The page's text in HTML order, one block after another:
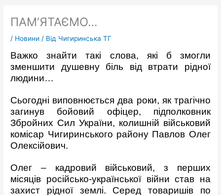
ПАМ‘ЯТАЄМО…
/ Новини / Від Чигиринська ТГ
Важко знайти такі слова, які б змогли
зменшити душевну біль від втрати рідної
людини…
Сьогодні виповнюється два роки, як трагічно
загинув бойовий офіцер, підполковник
Збройних Сил України, колишній військовий
комісар Чигиринського району Павлов Олег
Олексійович.
Олег – кадровий військовий, з перших
місяців російсько-української війни став на
захист рідної землі. Серед товаришів по